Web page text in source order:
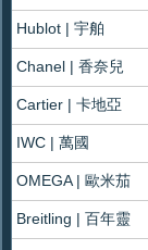
Hublot | 宇舶
Chanel | 香奈兒
Cartier | 卡地亞
IWC | 萬國
OMEGA | 歐米茄
Breitling | 百年靈